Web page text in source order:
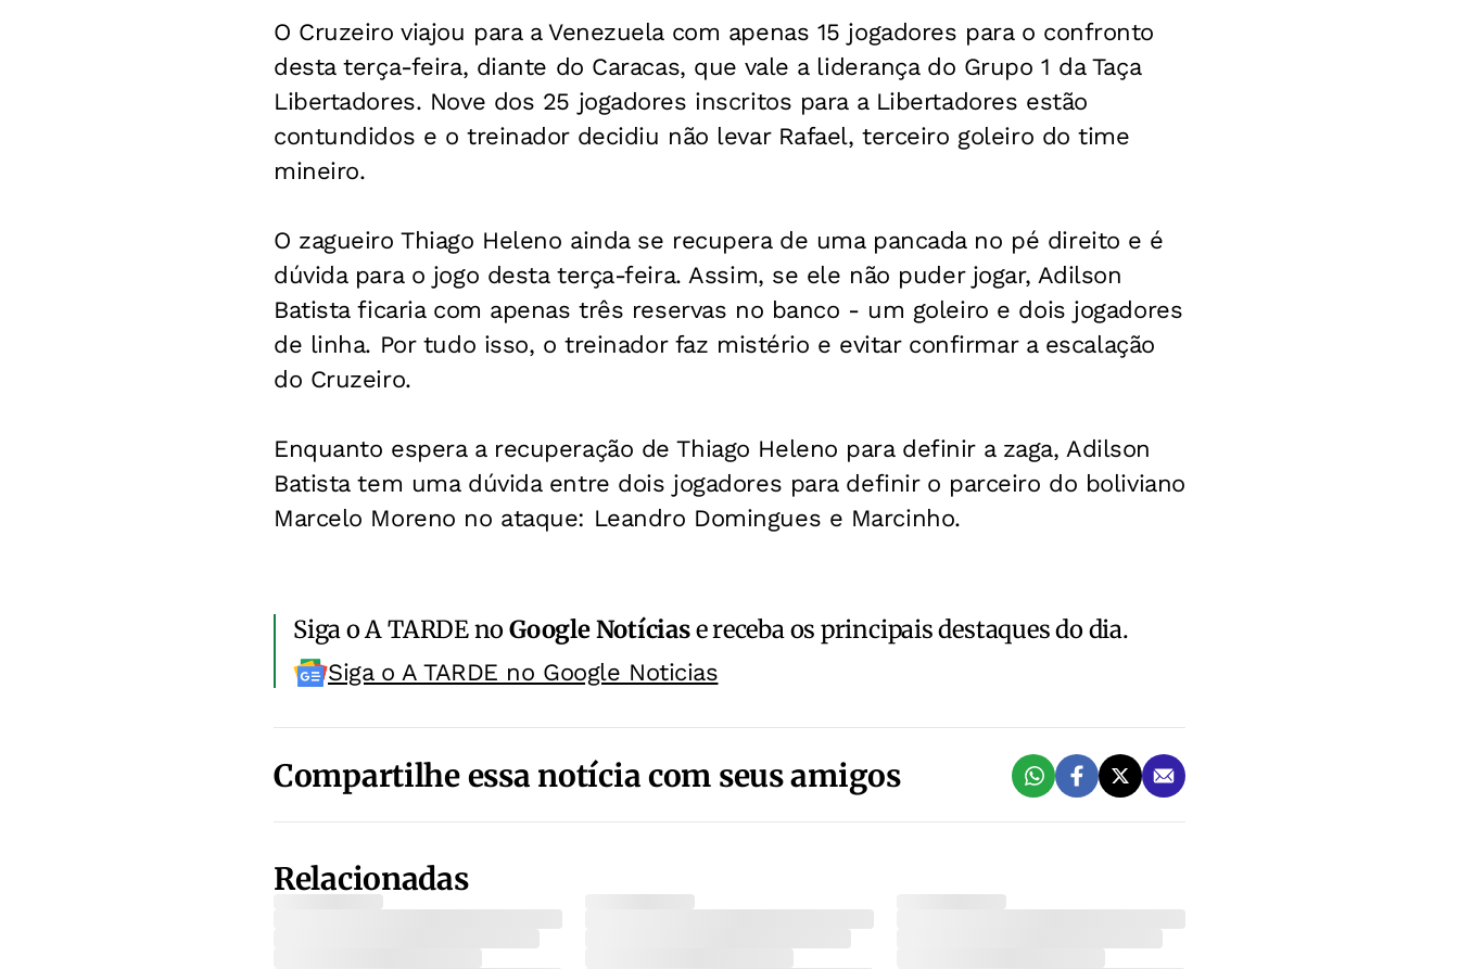
O Cruzeiro viajou para a Venezuela com apenas 15 jogadores para o confronto
desta terça-feira, diante do Caracas, que vale a liderança do Grupo 1 da Taça
Libertadores. Nove dos 25 jogadores inscritos para a Libertadores estão
contundidos e o treinador decidiu não levar Rafael, terceiro goleiro do time
mineiro.
O zagueiro Thiago Heleno ainda se recupera de uma pancada no pé direito e é
dúvida para o jogo desta terça-feira. Assim, se ele não puder jogar, Adilson
Batista ficaria com apenas três reservas no banco - um goleiro e dois jogadores
de linha. Por tudo isso, o treinador faz mistério e evitar confirmar a escalação
do Cruzeiro.
Enquanto espera a recuperação de Thiago Heleno para definir a zaga, Adilson
Batista tem uma dúvida entre dois jogadores para definir o parceiro do boliviano
Marcelo Moreno no ataque: Leandro Domingues e Marcinho.
Siga o A TARDE noGoogle Notíciase receba os principais destaques do dia.
Siga o A TARDE no Google Noticias
Compartilhe essa notícia com seus amigos
Relacionadas